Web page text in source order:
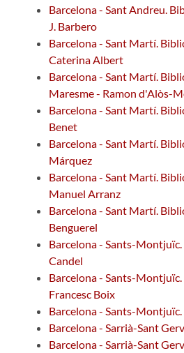
Barcelona - Sant Andreu.
J. Barbero
Barcelona - Sant Martí.
Caterina Albert
Barcelona - Sant Martí.
Maresme - Ramon d'Alòs-
Barcelona - Sant Martí.
Benet
Barcelona - Sant Martí.
Márquez
Barcelona - Sant Martí.
Manuel Arranz
Barcelona - Sant Martí.
Benguerel
Barcelona - Sants-
Candel
Barcelona - Sants-
Francesc Boix
Barcelona - Sants-
Barcelona - Sarrià-Sant
Barcelona - Sarrià-Sant